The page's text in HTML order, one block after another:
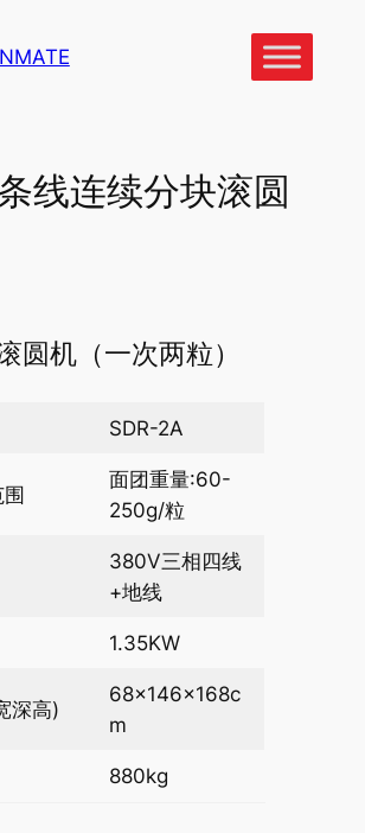
线连续分块滚圆
圆机（一次两粒）
SDR-2A
面团重量:60-
250g/粒
380V三相四线
+地线
1.35KW
深高)
68×146×168c
m
880kg